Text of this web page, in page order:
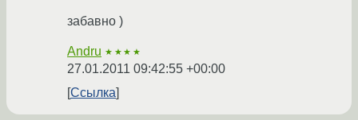
забавно )
Andru ★★★★
27.01.2011 09:42:55 +00:00
Ссылка